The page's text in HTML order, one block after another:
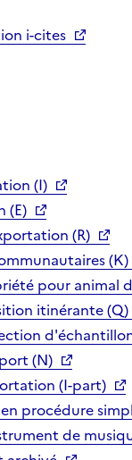
i-cites
(I)
(E)
(R)
(K)
pour animal
itinérante (Q)
(N)
(I-part)
procédure
de